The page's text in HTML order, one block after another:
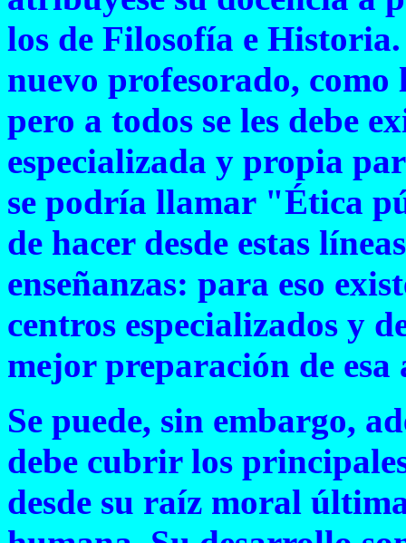
los de Filosofía e
nuevo profesorado,
pero a todos se les debe
especializada y propia
se podría llamar "Ética
de hacer desde estas
enseñanzas: para eso
centros especializados y
mejor preparación de esa
Se puede, sin embargo,
debe cubrir los
desde su raíz moral